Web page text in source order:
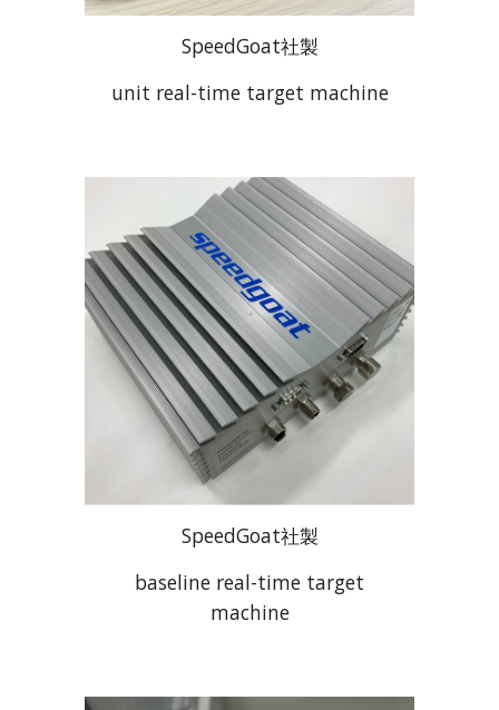
SpeedGoat社製
unit real-time target machine
SpeedGoat社製
baseline real-time target
machine